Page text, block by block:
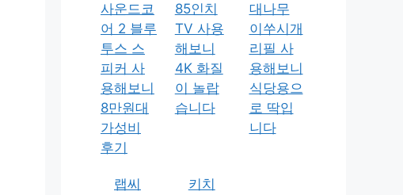
사운드코
어 2 블루
투스 스
피커 사
용해보니
8만원대
가성비
후기
85인치
TV 사용
해보니
4K 화질
이 놀랍
습니다
대나무
이쑤시개
리필 사
용해보니
식당용으
로 딱입
니다
랩씨
키치